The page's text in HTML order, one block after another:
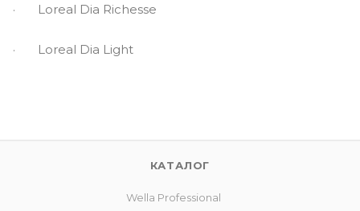
· Loreal Dia Richesse
· Loreal Dia Light
КАТАЛОГ
Wella Professional